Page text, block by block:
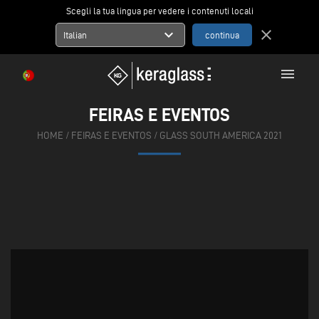
Scegli la tua lingua per vedere i contenuti locali
Italian expand_more close
menu
FEIRAS E EVENTOS
HOME / FEIRAS E EVENTOS / GLASS SOUTH AMERICA 2021